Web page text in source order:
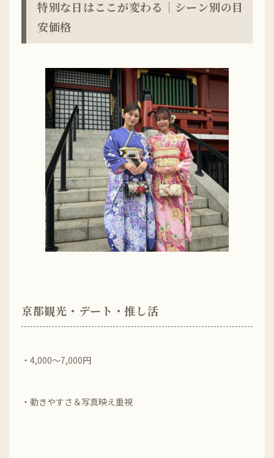
特別な日はここが変わる｜シーン別の目
安価格
京都観光・デート・推し活
・4,000～7,000円
・動きやすさ＆写真映え重視